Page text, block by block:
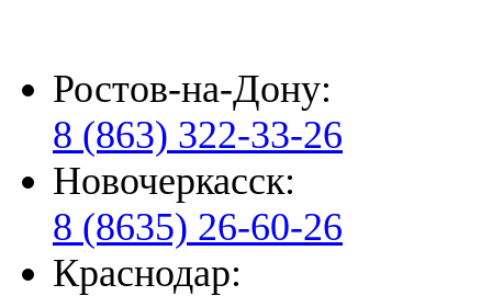
Ростов-на-Дону:
8 (863) 322-33-26
Новочеркасск:
8 (8635) 26-60-26
Краснодар: